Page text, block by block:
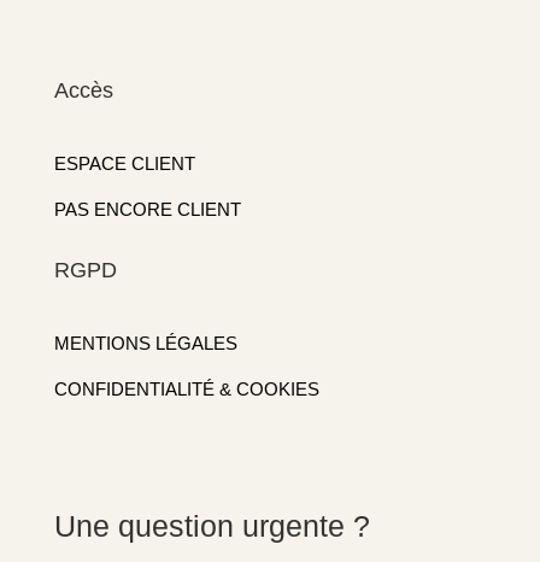
Accès
ESPACE CLIENT
PAS ENCORE CLIENT
RGPD
MENTIONS LÉGALES
CONFIDENTIALITÉ & COOKIES
Une question urgente ?